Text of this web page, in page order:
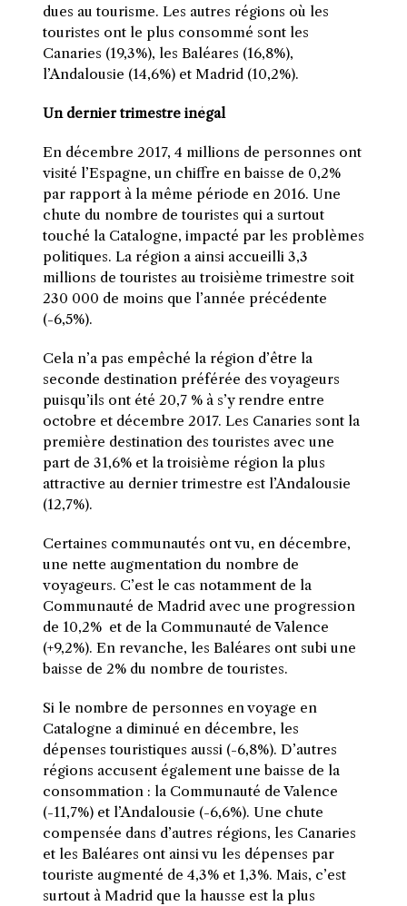
dues au tourisme. Les autres régions où les
touristes ont le plus consommé sont les
Canaries (19,3%), les Baléares (16,8%),
l’Andalousie (14,6%) et Madrid (10,2%).
Un dernier trimestre inégal
En décembre 2017, 4 millions de personnes ont
visité l’Espagne, un chiffre en baisse de 0,2%
par rapport à la même période en 2016. Une
chute du nombre de touristes qui a surtout
touché la Catalogne, impacté par les problèmes
politiques. La région a ainsi accueilli 3,3
millions de touristes au troisième trimestre soit
230 000 de moins que l’année précédente
(-6,5%).
Cela n’a pas empêché la région d’être la
seconde destination préférée des voyageurs
puisqu’ils ont été 20,7 % à s’y rendre entre
octobre et décembre 2017. Les Canaries sont la
première destination des touristes avec une
part de 31,6% et la troisième région la plus
attractive au dernier trimestre est l’Andalousie
(12,7%).
Certaines communautés ont vu, en décembre,
une nette augmentation du nombre de
voyageurs. C’est le cas notamment de la
Communauté de Madrid avec une progression
de 10,2% et de la Communauté de Valence
(+9,2%). En revanche, les Baléares ont subi une
baisse de 2% du nombre de touristes.
Si le nombre de personnes en voyage en
Catalogne a diminué en décembre, les
dépenses touristiques aussi (-6,8%). D’autres
régions accusent également une baisse de la
consommation : la Communauté de Valence
(-11,7%) et l’Andalousie (-6,6%). Une chute
compensée dans d’autres régions, les Canaries
et les Baléares ont ainsi vu les dépenses par
touriste augmenté de 4,3% et 1,3%. Mais, c’est
surtout à Madrid que la hausse est la plus